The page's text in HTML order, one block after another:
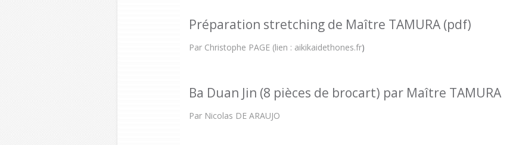
Préparation stretching de Maître TAMURA (pdf)
Par Christophe PAGE (lien : aikikaidethones.fr)
Ba Duan Jin (8 pièces de brocart) par Maître TAMURA
Par Nicolas DE ARAUJO